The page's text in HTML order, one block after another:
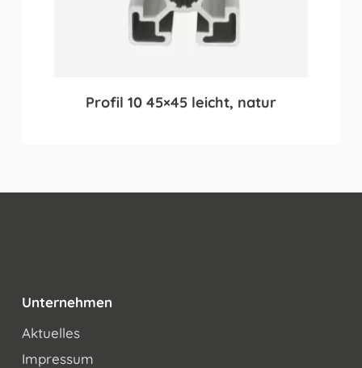
Profil 10 45×45 leicht, natur
Unternehmen
Aktuelles
Impressum